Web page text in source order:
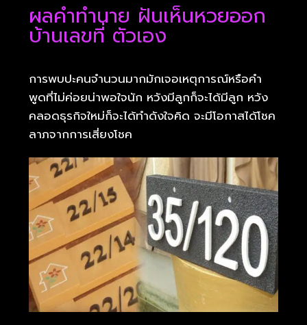
ผลคำทำนาย ฝันเห็นหวยออก
บ้านเลขที่ ตัวเอง
การพบปะคนจำนวนมากมักเจอเหตุการณ์หรือคำ
พูดที่ไม่ค่อยน่าพอใจนัก หวังมีลูกก็จะได้มีลูก หวัง
คลอดธุรกิจใหม่ก็จะได้ทำดังใจคิด จะมีโอกาสได้โชค
ลาภจากการเสี่ยงโชค